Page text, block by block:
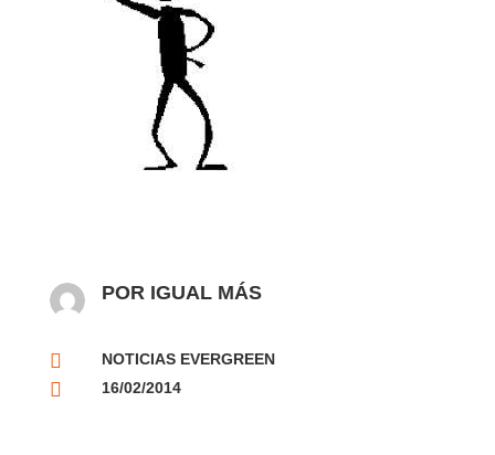
POR IGUAL MÁS
 NOTICIAS EVERGREEN
 16/02/2014